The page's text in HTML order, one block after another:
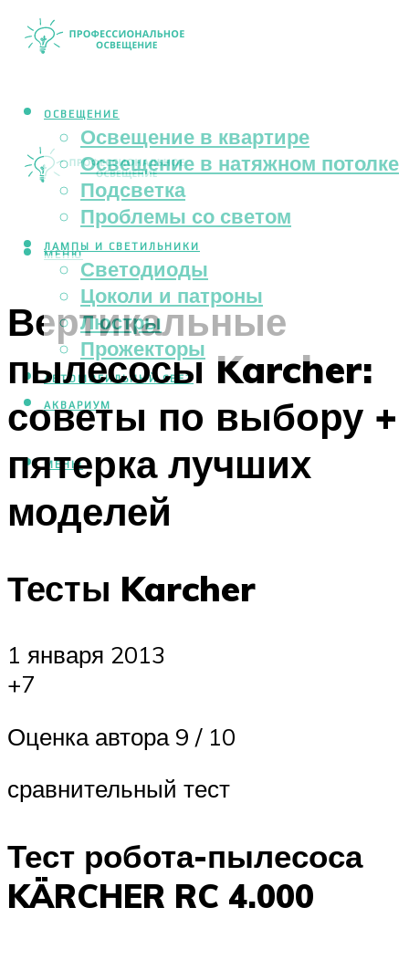
ОСВЕЩЕНИЕ
Освещение в квартире
Освещение в натяжном потолке
Подсветка
Проблемы со светом
ЛАМПЫ И СВЕТИЛЬНИКИ
Светодиоды
Цоколи и патроны
Люстры
Прожекторы
АВТОМОБИЛЬНЫЙ СВЕТ
АКВАРИУМ
МЕНЮ
МЕНЮ
Вертикальные
пылесосы Karcher:
советы по выбору +
пятерка лучших
моделей
Тесты Karcher
1 января 2013
+7
Оценка автора 9 / 10
сравнительный тест
Тест робота-пылесоса
KÄRCHER RC 4.000